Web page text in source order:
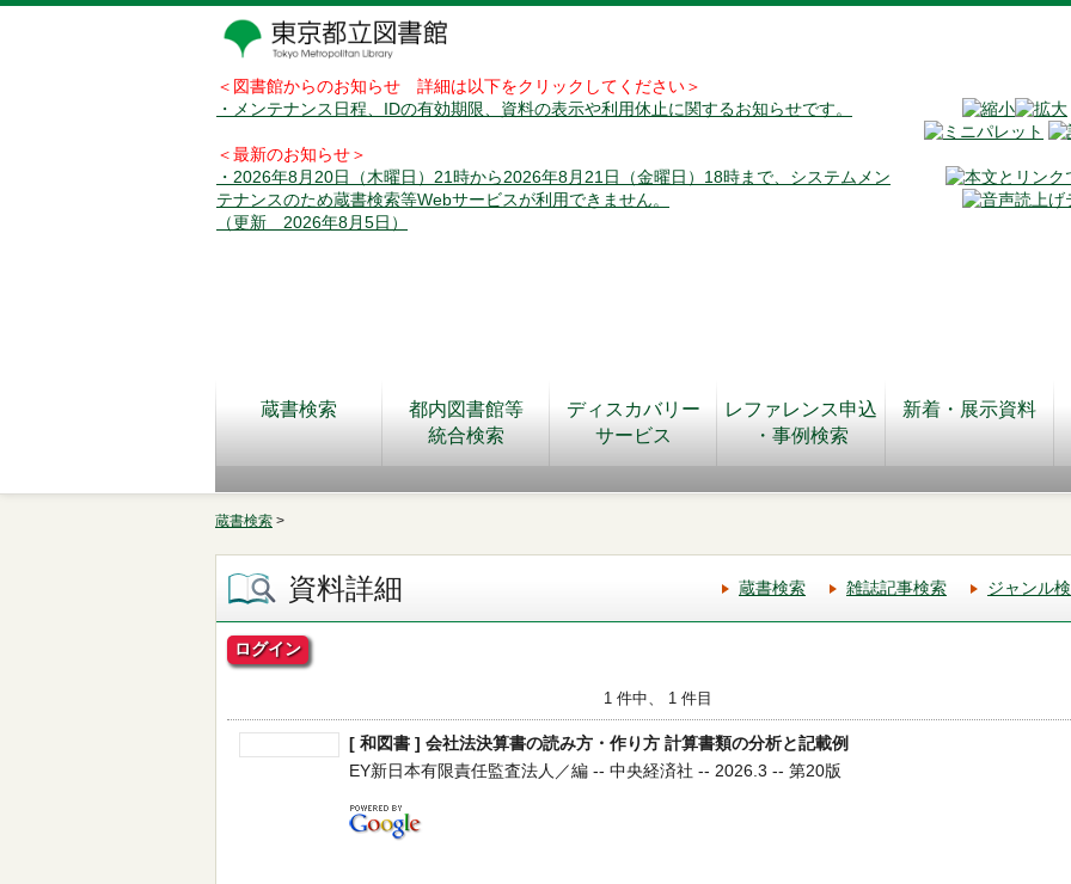
＜図書館からのお知らせ 詳細は以下をクリックしてください＞
・メンテナンス日程、IDの有効期限、資料の表示や利用休止に関するお知らせです。
＜最新のお知らせ＞
・2026年8月20日（木曜日）21時から2026年8月21日（金曜日）18時まで、システムメン
テナンスのため蔵書検索等Webサービスが利用できません。
（更新 2026年8月5日）
蔵書検索
都内図書館等
統合検索
ディスカバリー
サービス
レファレンス申込
・事例検索
新着・展示資料
蔵書検索 >
資料詳細 蔵書検索 雑誌記事検索 ジャンル
ログイン
1 件中、 1 件目
[ 和図書 ] 会社法決算書の読み方・作り方 計算書類の分析と記載例
EY新日本有限責任監査法人／編 -- 中央経済社 -- 2026.3 -- 第20版